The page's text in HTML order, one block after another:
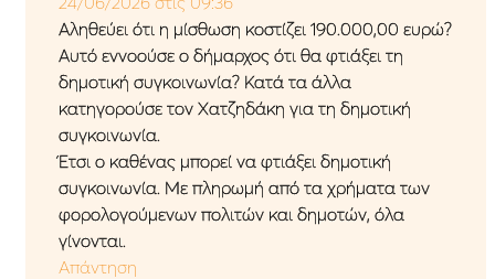
Αληθεύει ότι η μίσθωση κοστίζει 190.000,00 ευρώ?
Αυτό εννοούσε ο δήμαρχος ότι θα φτιάξει τη
δημοτική συγκοινωνία? Κατά τα άλλα
κατηγορούσε τον Χατζηδάκη για τη δημοτική
συγκοινωνία.
Έτσι ο καθένας μπορεί να φτιάξει δημοτική
συγκοινωνία. Με πληρωμή από τα χρήματα των
φορολογούμενων πολιτών και δημοτών, όλα
γίνονται.
Απάντηση